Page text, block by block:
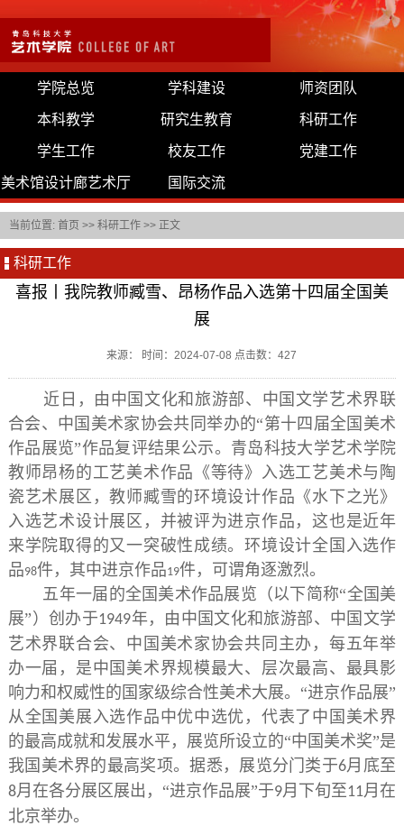
学院总览 学科建设 师资团队
本科教学 研究生教育 科研工作
学生工作 校友工作 党建工作
美术馆设计廊艺术厅 国际交流
当前位置: 首页 >> 科研工作 >> 正文
科研工作
喜报丨我院教师臧雪、昂杨作品入选第十四届全国美
展
来源： 时间：2024-07-08 点击数：427
近日，由中国文化和旅游部、中国文学艺术界联
合会、中国美术家协会共同举办的“第十四届全国美术
作品展览”作品复评结果公示。青岛科技大学艺术学院
教师昂杨的工艺美术作品《等待》入选工艺美术与陶
瓷艺术展区，教师臧雪的环境设计作品《水下之光》
入选艺术设计展区，并被评为进京作品，这也是近年
来学院取得的又一突破性成绩。环境设计全国入选作
品98件，其中进京作品19件，可谓角逐激烈。
五年一届的全国美术作品展览（以下简称“全国美
展”）创办于1949年，由中国文化和旅游部、中国文学
艺术界联合会、中国美术家协会共同主办，每五年举
办一届，是中国美术界规模最大、层次最高、最具影
响力和权威性的国家级综合性美术大展。“进京作品展”
从全国美展入选作品中优中选优，代表了中国美术界
的最高成就和发展水平，展览所设立的“中国美术奖”是
我国美术界的最高奖项。据悉，展览分门类于6月底至
8月在各分展区展出，“进京作品展”于9月下旬至11月在
北京举办。